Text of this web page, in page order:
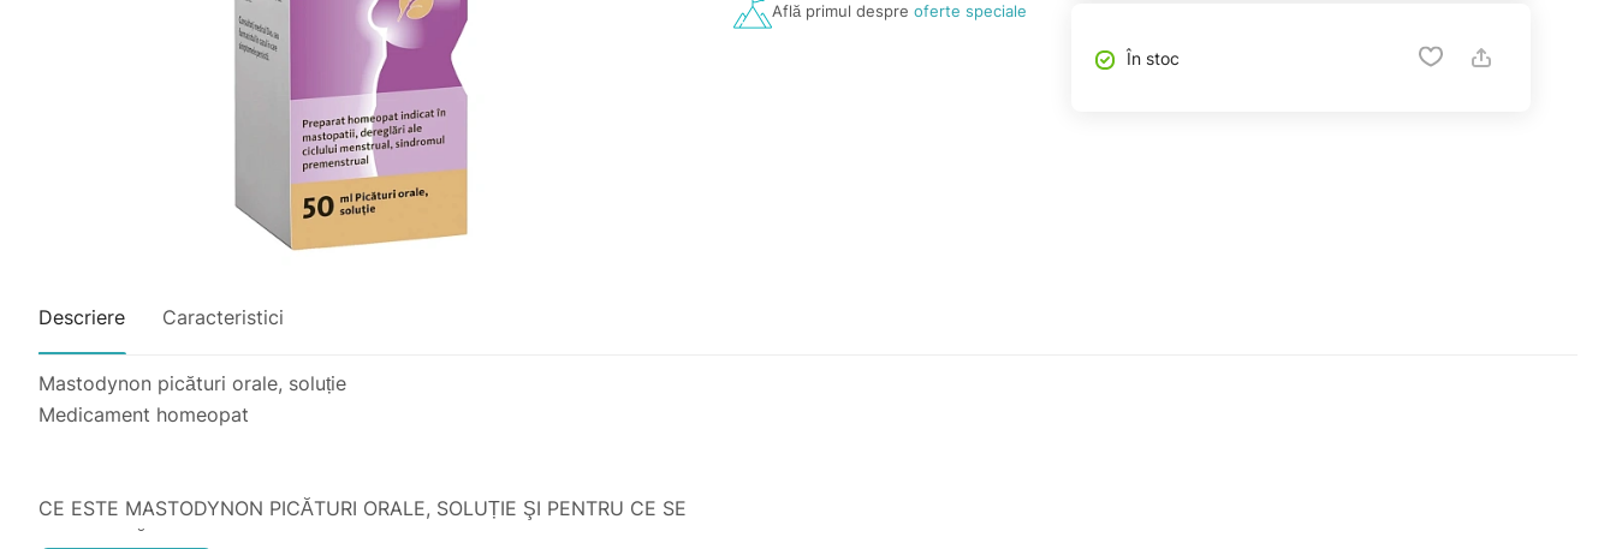
Află primul despreoferte speciale
În stoc
Descriere Caracteristici
Mastodynon picături orale, soluție
Medicament homeopat
CE ESTE MASTODYNON PICĂTURI ORALE, SOLUȚIE ŞI PENTRU CE SE
UTILIZEAZĂ